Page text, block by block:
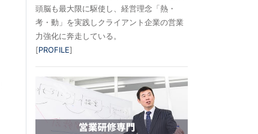
頭脳も最大限に駆使し、経営理念「熱・
考・動」を実践しクライアント企業の営業
力強化に奔走している。
[PROFILE]